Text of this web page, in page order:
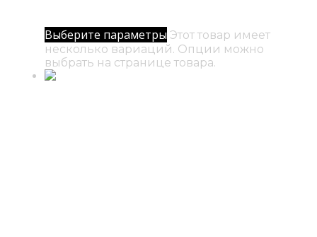
Выберите параметры Этот товар имеет
несколько вариаций. Опции можно
выбрать на странице товара.